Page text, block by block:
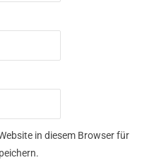
in diesem Browser für